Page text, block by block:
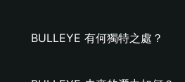
BULLEYE 有何獨特之處？